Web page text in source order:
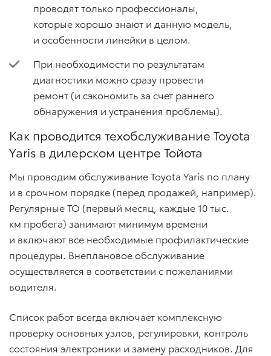
проводят только профессионалы,
которые хорошо знают и данную модель,
и особенности линейки в целом.
При необходимости по результатам
диагностики можно сразу провести
ремонт (и сэкономить за счет раннего
обнаружения и устранения проблемы).
Как проводится техобслуживание Toyota
Yaris в дилерском центре Тойота
Мы проводим обслуживание Toyota Yaris по плану
и в срочном порядке (перед продажей, например).
Регулярные ТО (первый месяц, каждые 10 тыс.
км пробега) занимают минимум времени
и включают все необходимые профилактические
процедуры. Внеплановое обслуживание
осуществляется в соответствии с пожеланиями
водителя.
Список работ всегда включает комплексную
проверку основных узлов, регулировки, контроль
состояния электроники и замену расходников. Для